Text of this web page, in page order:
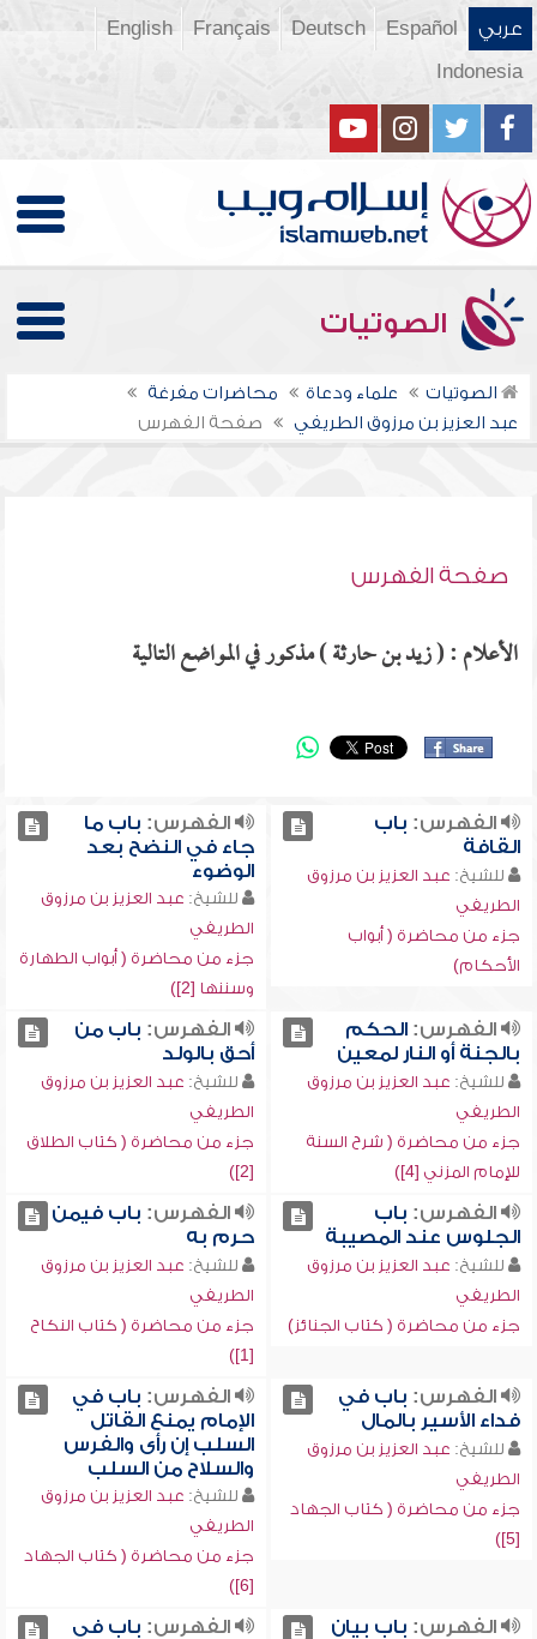
عربي Español
Deutsch
Français
English
Indonesia
الصوتيات
الصوتيات علماء ودعاة
محاضرات مفرغة
عبد العزيز بن مرزوق الطريفي
صفحة الفهرس
صفحة الفهرس
الأعلام : ( زيد بن حارثة ) مذكور في المواضع التالية
الفهرس: باب
القافة
للشيخ: عبد العزيز بن مرزوق
الطريفي
جزء من محاضرة ( أبواب
الأحكام)
الفهرس: باب ما
جاء في النضح بعد
الوضوء
للشيخ: عبد العزيز بن مرزوق
الطريفي
جزء من محاضرة ( أبواب الطهارة
وسننها [2])
الفهرس:الحكم
بالجنة أو النار لمعين
للشيخ: عبد العزيز بن مرزوق
الطريفي
جزء من محاضرة ( شرح السنة
للإمام المزني [4])
الفهرس: باب من
أحق بالولد
للشيخ: عبد العزيز بن مرزوق
الطريفي
جزء من محاضرة ( كتاب الطلاق
[2])
الفهرس: باب
الجلوس عند المصيبة
للشيخ: عبد العزيز بن مرزوق
الطريفي
جزء من محاضرة ( كتاب الجنائز)
الفهرس: باب فيمن
حرم به
للشيخ: عبد العزيز بن مرزوق
الطريفي
جزء من محاضرة ( كتاب النكاح
[1])
الفهرس: باب في
فداء الأسير بالمال
للشيخ: عبد العزيز بن مرزوق
الطريفي
جزء من محاضرة ( كتاب الجهاد
[5])
الفهرس: باب في
الإمام يمنع القاتل
السلب إن رأى والفرس
والسلاح من السلب
للشيخ: عبد العزيز بن مرزوق
الطريفي
جزء من محاضرة ( كتاب الجهاد
[6])
الفهرس: باب بيان
الفهرس: باب في